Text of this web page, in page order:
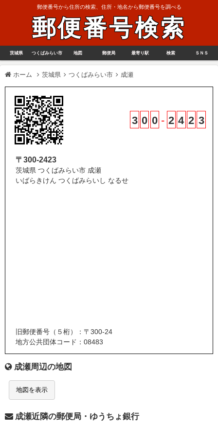
郵便番号から住所の検索、住所・地名から郵便番号を調べる
郵便番号検索
茨城県 つくばみらい市 地図 郵便局 最寄り駅 検索 ＳＮＳ
ホーム 茨城県 つくばみらい市 成瀬
3 0 0 - 2 4 2 3
〒300-2423
茨城県 つくばみらい市 成瀬
いばらきけん つくばみらいし なるせ
旧郵便番号（５桁）：〒300-24
地方公共団体コード：08483
成瀬周辺の地図
地図を表示
成瀬近隣の郵便局・ゆうちょ銀行